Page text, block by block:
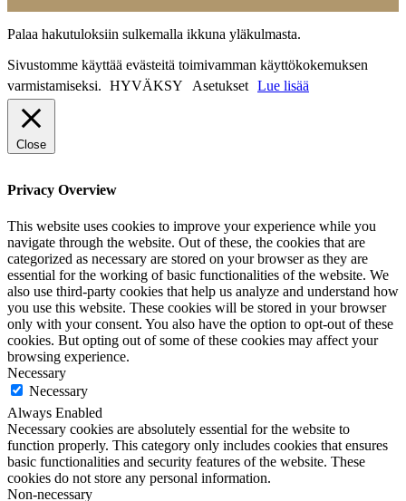
Palaa hakutuloksiin sulkemalla ikkuna yläkulmasta.
Sivustomme käyttää evästeitä toimivamman käyttökokemuksen
varmistamiseksi. HYVÄKSY Asetukset Lue lisää
Close
Privacy Overview
This website uses cookies to improve your experience while you
navigate through the website. Out of these, the cookies that are
categorized as necessary are stored on your browser as they are
essential for the working of basic functionalities of the website. We
also use third-party cookies that help us analyze and understand how
you use this website. These cookies will be stored in your browser
only with your consent. You also have the option to opt-out of these
cookies. But opting out of some of these cookies may affect your
browsing experience.
Necessary
Necessary
Always Enabled
Necessary cookies are absolutely essential for the website to
function properly. This category only includes cookies that ensures
basic functionalities and security features of the website. These
cookies do not store any personal information.
Non-necessary